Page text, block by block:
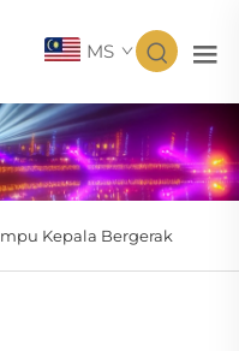
MS
Kepala Bergerak